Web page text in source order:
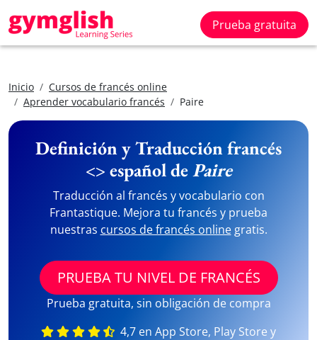
Prueba gratuita
Inicio
Cursos de francés online
Aprender vocabulario francés
Paire
Definición y Traducción francés
<> español dePaire
Traducción al francés y vocabulario con
Frantastique. Mejora tu francés y prueba
nuestras cursos de francés onlinegratis.
PRUEBA TU NIVEL DE FRANCÉS
Prueba gratuita, sin obligación de compra
4,7 en App Store, Play Store y